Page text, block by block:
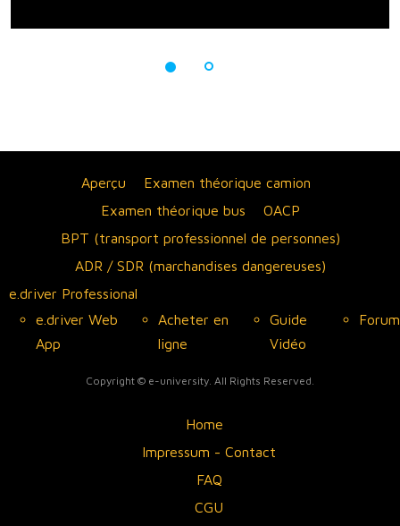
Aperçu
Examen théorique camion
Examen théorique bus
OACP
BPT (transport professionnel de personnes)
ADR / SDR (marchandises dangereuses)
e.driver Professional
e.driver Web
App
Acheter en
ligne
Guide
Vidéo
Forum
Copyright © e-university. All Rights Reserved.
Home
Impressum - Contact
FAQ
CGU